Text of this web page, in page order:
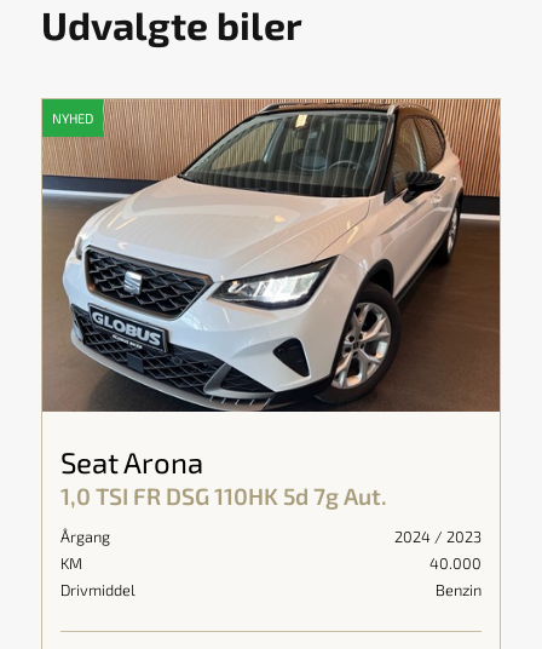
Udvalgte biler
NYHED
Seat Arona
1,0 TSI FR DSG 110HK 5d 7g Aut.
2024 / 2023
Årgang
40.000
KM
Benzin
Drivmiddel